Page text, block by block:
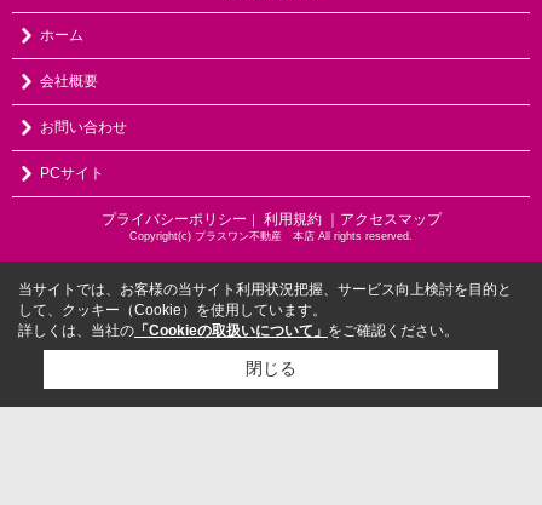
ホーム
会社概要
お問い合わせ
PCサイト
プライバシーポリシー 利用規約 ｜アクセスマップ
Copyright(c) プラスワン不動産 本店 All rights reserved.
当サイトでは、お客様の当サイト利用状況把握、サービス向上検討を目的と
して、クッキー（Cookie）を使用しています。
詳しくは、当社の 「Cookieの取扱いについて」 をご確認ください。
閉じる